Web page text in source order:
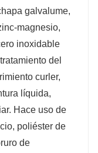
galvalume,
magnesio,
inoxidable
del
curler,
líquida,
Hace uso de
poliéster de
de